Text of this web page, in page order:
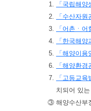
1.
「국립해
2.
「수산자
3.
「어촌ㆍ어
4.
「한국해
5.
「해양이
6.
「해양환
7.
「고등교육
치되어 있
③ 해양수산부